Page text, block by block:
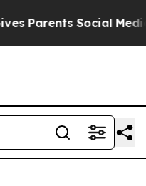
Social Media